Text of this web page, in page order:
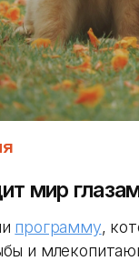
мир
программу,
и